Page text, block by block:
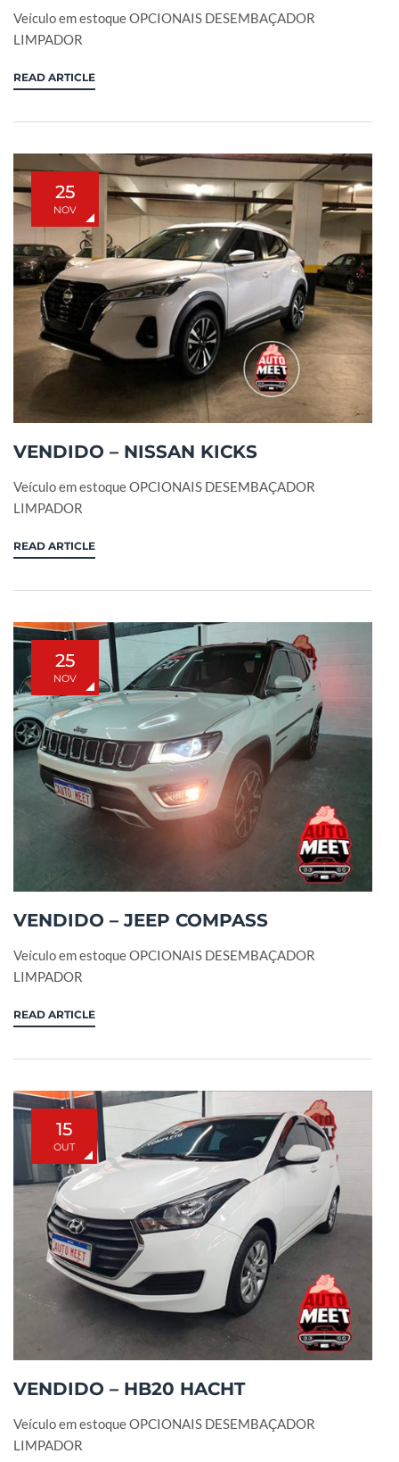
Veículo em estoque OPCIONAIS DESEMBAÇADOR
LIMPADOR
READ ARTICLE
25
NOV
VENDIDO – NISSAN KICKS
Veículo em estoque OPCIONAIS DESEMBAÇADOR
LIMPADOR
READ ARTICLE
25
NOV
VENDIDO – JEEP COMPASS
Veículo em estoque OPCIONAIS DESEMBAÇADOR
LIMPADOR
READ ARTICLE
15
OUT
VENDIDO – HB20 HACHT
Veículo em estoque OPCIONAIS DESEMBAÇADOR
LIMPADOR